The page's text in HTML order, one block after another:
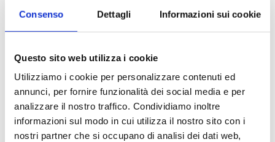
Consenso Dettagli Informazioni sui cookie
Questo sito web utilizza i cookie
Utilizziamo i cookie per personalizzare contenuti ed
annunci, per fornire funzionalità dei social media e per
analizzare il nostro traffico. Condividiamo inoltre
informazioni sul modo in cui utilizza il nostro sito con i
nostri partner che si occupano di analisi dei dati web,